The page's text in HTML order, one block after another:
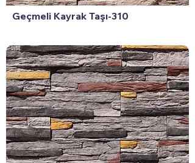
Geçmeli Kayrak Taşı-310